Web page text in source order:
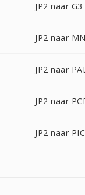
JP2 naar G3
JP2 naar
JP2 naar
JP2 naar
JP2 naar